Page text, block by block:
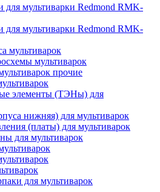
для мультиварки Redmond RMK-
для мультиварки Redmond RMK-
мультиварок
мультиварок
прочие
элементы (ТЭНы) для
нижняя) для мультиварок
(платы) для мультиварок
для мультиварок
для мультиварок